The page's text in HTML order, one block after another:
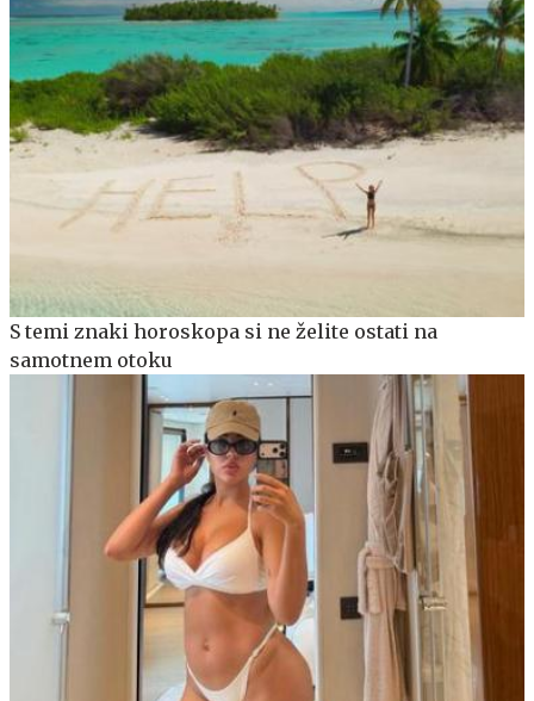
S temi znaki horoskopa si ne želite ostati na
samotnem otoku